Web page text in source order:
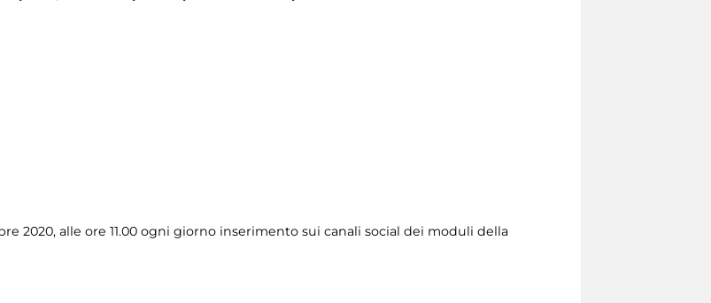
2020, alle ore 11.00 ogni giorno inserimento sui canali social dei moduli della